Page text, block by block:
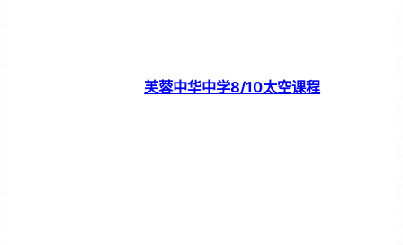
芙蓉中华中学8/10太空课程